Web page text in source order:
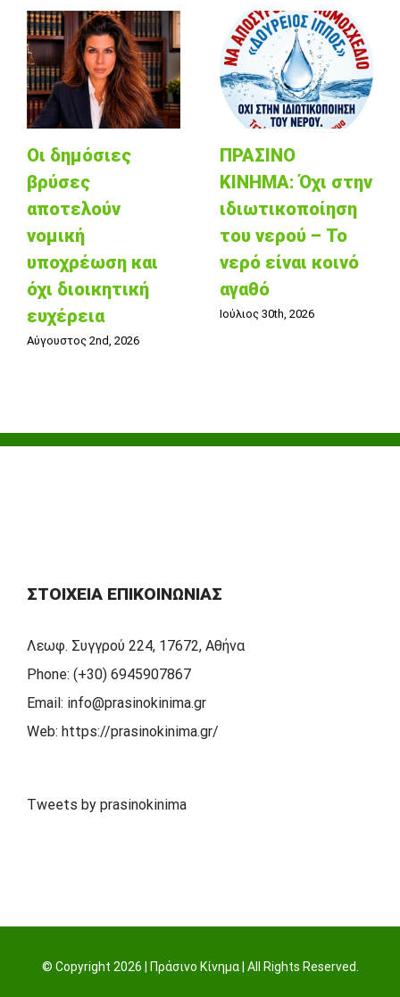
Οι δημόσιες
βρύσες
αποτελούν
νομική
υποχρέωση και
όχι διοικητική
ευχέρεια
Αύγουστος 2nd, 2026
ΠΡΑΣΙΝΟ
ΚΙΝΗΜΑ: Όχι στην
ιδιωτικοποίηση
του νερού – Το
νερό είναι κοινό
αγαθό
Ιούλιος 30th, 2026
ΣΤΟΙΧΕΊΑ ΕΠΙΚΟΙΝΩΝΊΑΣ
Λεωφ. Συγγρού 224, 17672, Αθήνα
Phone: (+30) 6945907867
Email: info@prasinokinima.gr
Web: https://prasinokinima.gr/
Tweets by prasinokinima
© Copyright 2026 | Πράσινο Κίνημα | All Rights Reserved.